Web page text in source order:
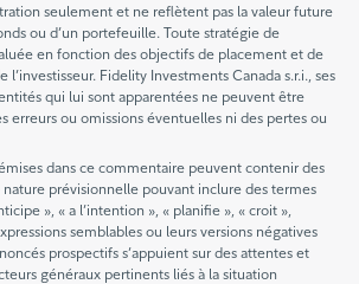
seulement et ne reflètent pas la valeur future
ou d’un portefeuille. Toute stratégie de
en fonction des objectifs de placement et de
l’investisseur. Fidelity Investments Canada s.r.i., ses
qui lui sont apparentées ne peuvent être
erreurs ou omissions éventuelles ni des pertes ou
dans ce commentaire peuvent contenir des
prévisionnelle pouvant inclure des termes
», « a l’intention », « planifie », « croit »,
semblables ou leurs versions négatives
prospectifs s’appuient sur des attentes et
généraux pertinents liés à la situation